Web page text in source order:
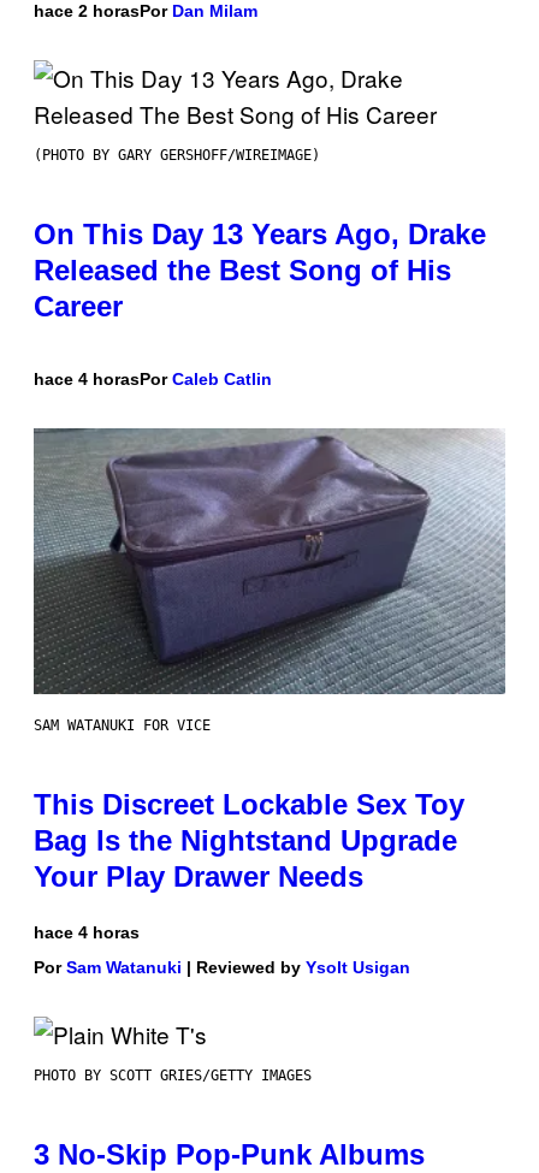
hace 2 horasPor Dan Milam
(PHOTO BY GARY GERSHOFF/WIREIMAGE)
On This Day 13 Years Ago, Drake
Released the Best Song of His
Career
hace 4 horasPorCaleb Catlin
SAM WATANUKI FOR VICE
This Discreet Lockable Sex Toy
Bag Is the Nightstand Upgrade
Your Play Drawer Needs
hace 4 horas
PorSam Watanuki | Reviewed by Ysolt Usigan
PHOTO BY SCOTT GRIES/GETTY IMAGES
3 No-Skip Pop-Punk Albums